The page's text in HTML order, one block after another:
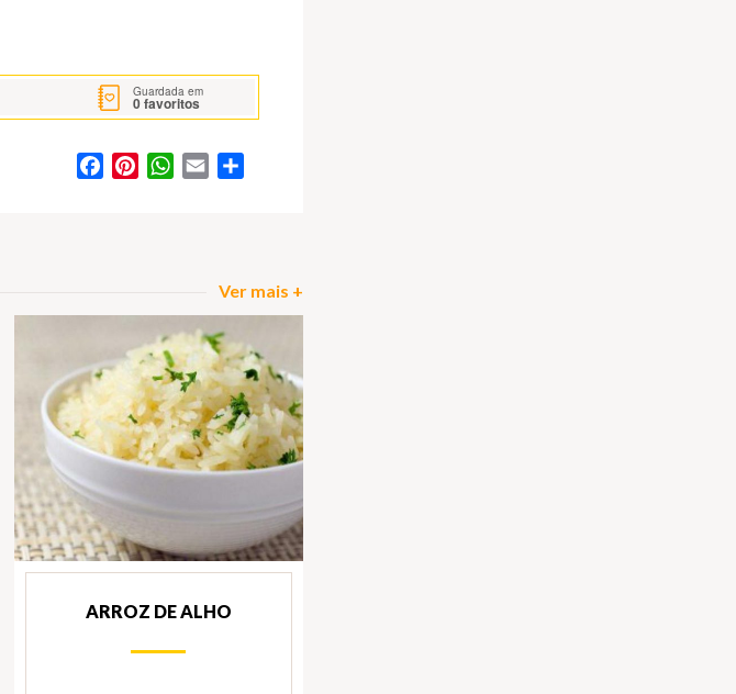
Guardada em
0favoritos
FacebookPinterestWhatsApp
Email
Ver mais +
ARROZ DE ALHO